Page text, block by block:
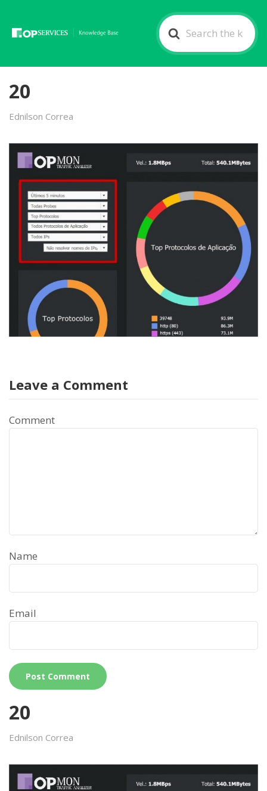
Search
For
20
Ednilson Correa
Leave a Comment
Comment
Name
Email
20
Ednilson Correa